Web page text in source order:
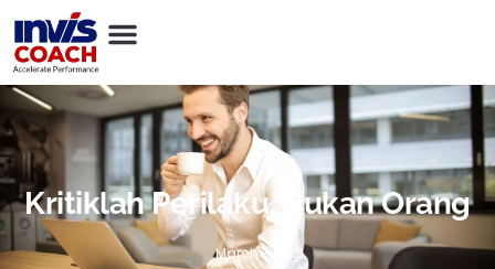
Kritiklah Perilaku, Bukan Orang
March 3, 2021